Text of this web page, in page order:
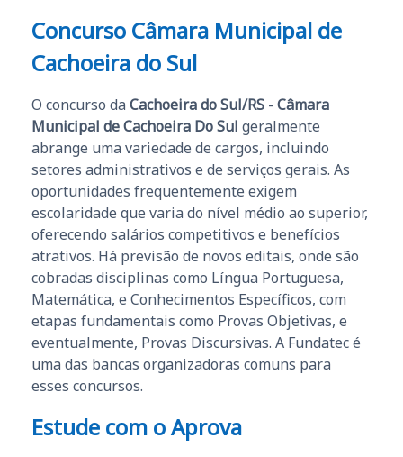
Concurso Câmara Municipal de
Cachoeira do Sul
O concurso da Cachoeira do Sul/RS - Câmara
Municipal de Cachoeira Do Sul geralmente
abrange uma variedade de cargos, incluindo
setores administrativos e de serviços gerais. As
oportunidades frequentemente exigem
escolaridade que varia do nível médio ao superior,
oferecendo salários competitivos e benefícios
atrativos. Há previsão de novos editais, onde são
cobradas disciplinas como Língua Portuguesa,
Matemática, e Conhecimentos Específicos, com
etapas fundamentais como Provas Objetivas, e
eventualmente, Provas Discursivas. A Fundatec é
uma das bancas organizadoras comuns para
esses concursos.
Estude com o Aprova